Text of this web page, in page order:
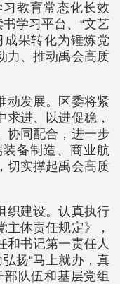
教育常态化长效
学习平台、“文艺
成果转化为锤炼党
力、推动禹会高质
动发展。区委将紧
进、以进促稳，
协同配合，进一步
备制造、商业航
切实撑起禹会高质
织建设。认真执行
主体责任规定》，
和书记第一责任人
扬“马上就办，真
队伍和基层党组